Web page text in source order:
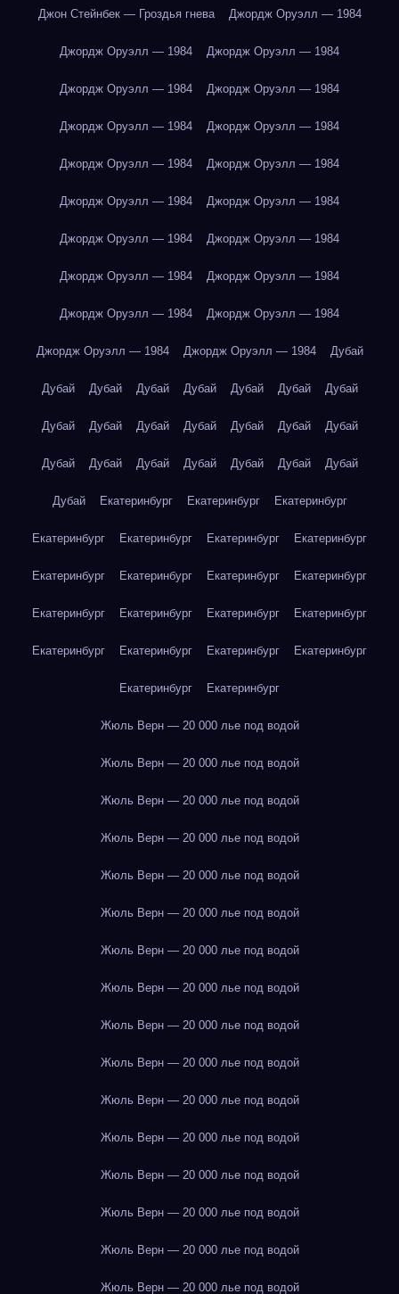
Джон Стейнбек — Гроздья гнева Джордж Оруэлл — 1984
Джордж Оруэлл — 1984 Джордж Оруэлл — 1984
Джордж Оруэлл — 1984 Джордж Оруэлл — 1984
Джордж Оруэлл — 1984 Джордж Оруэлл — 1984
Джордж Оруэлл — 1984 Джордж Оруэлл — 1984
Джордж Оруэлл — 1984 Джордж Оруэлл — 1984
Джордж Оруэлл — 1984 Джордж Оруэлл — 1984
Джордж Оруэлл — 1984 Джордж Оруэлл — 1984
Джордж Оруэлл — 1984 Джордж Оруэлл — 1984
Джордж Оруэлл — 1984 Джордж Оруэлл — 1984 Дубай
Дубай Дубай Дубай Дубай Дубай Дубай Дубай
Дубай Дубай Дубай Дубай Дубай Дубай Дубай
Дубай Дубай Дубай Дубай Дубай Дубай Дубай
Дубай Екатеринбург Екатеринбург Екатеринбург
Екатеринбург Екатеринбург Екатеринбург Екатеринбург
Екатеринбург Екатеринбург Екатеринбург Екатеринбург
Екатеринбург Екатеринбург Екатеринбург Екатеринбург
Екатеринбург Екатеринбург Екатеринбург Екатеринбург
Екатеринбург Екатеринбург
Жюль Верн — 20 000 лье под водой
Жюль Верн — 20 000 лье под водой
Жюль Верн — 20 000 лье под водой
Жюль Верн — 20 000 лье под водой
Жюль Верн — 20 000 лье под водой
Жюль Верн — 20 000 лье под водой
Жюль Верн — 20 000 лье под водой
Жюль Верн — 20 000 лье под водой
Жюль Верн — 20 000 лье под водой
Жюль Верн — 20 000 лье под водой
Жюль Верн — 20 000 лье под водой
Жюль Верн — 20 000 лье под водой
Жюль Верн — 20 000 лье под водой
Жюль Верн — 20 000 лье под водой
Жюль Верн — 20 000 лье под водой
Жюль Верн — 20 000 лье под водой